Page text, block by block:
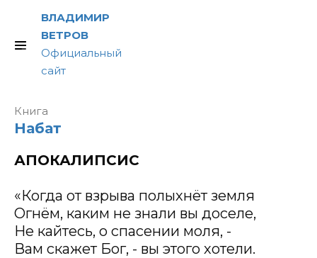
ВЛАДИМИР
ВЕТРОВ
Официальный
сайт
АПОКАЛИПСИС
Книга
Набат
АПОКАЛИПСИС
«Когда от взрыва полыхнёт земля
Огнём, каким не знали вы доселе,
Не кайтесь, о спасении моля, -
Вам скажет Бог, - вы этого хотели.